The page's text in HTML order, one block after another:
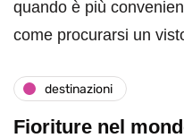
quando è più
come procurarsi un
destinazioni
Fioriture nel